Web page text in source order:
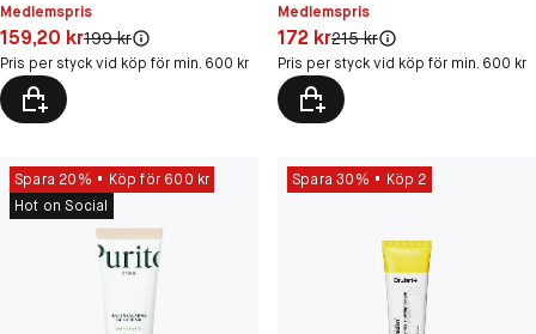
Medlemspris
Pris: 159,20 kr
159,20 krOriginal pris:
199 kr
Pris per styck vid köp för min. 600 kr
Medlemspris
Pris: 172 kr
172 krOriginal pris:
215 kr
Pris per styck vid köp för min. 600 kr
Spara 20%
Köp för 600 kr
Hot on Social
Spara 30% Köp 2